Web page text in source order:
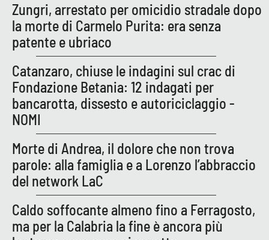
Zungri, arrestato per omicidio stradale dopo
la morte di Carmelo Purita: era senza
patente e ubriaco
Catanzaro, chiuse le indagini sul crac di
Fondazione Betania: 12 indagati per
bancarotta, dissesto e autoriciclaggio -
NOMI
Morte di Andrea, il dolore che non trova
parole: alla famiglia e a Lorenzo l’abbraccio
del network LaC
Caldo soffocante almeno fino a Ferragosto,
ma per la Calabria la fine è ancora più